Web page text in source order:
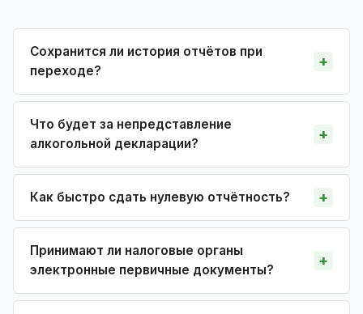
Сохранится ли история отчётов при
переходе?
Что будет за непредставление
алкогольной декларации?
Как быстро сдать нулевую отчётность?
Принимают ли налоговые органы
электронные первичные документы?